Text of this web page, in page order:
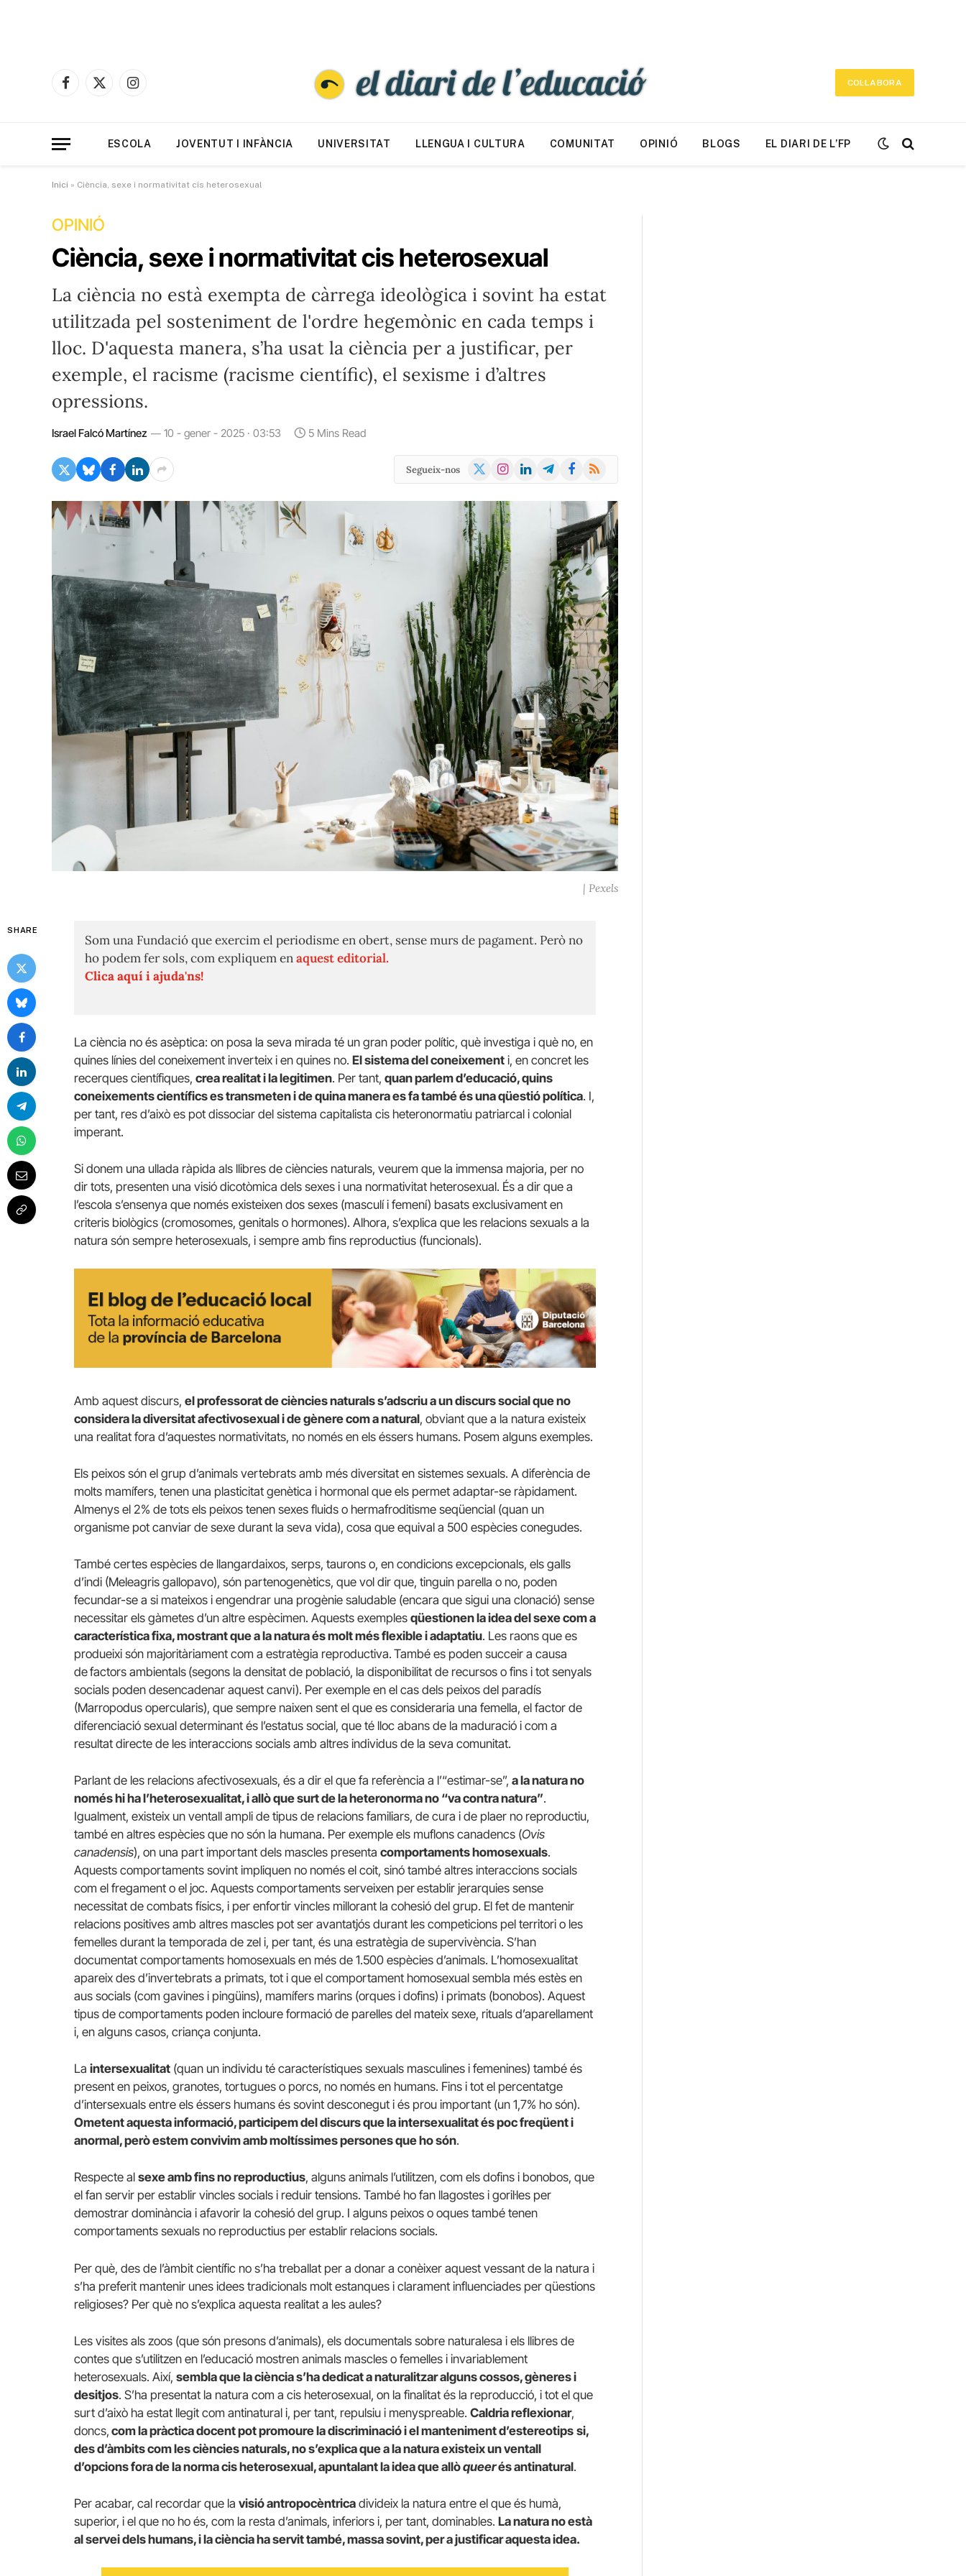
Facebook
X
Instagram
COL·LABORA
ESCOLA JOVENTUT I INFÀNCIA UNIVERSITAT LLENGUA I CULTURA COMUNITAT OPINIÓ BLOGS EL DIARI DE L’FP
Inici » Ciència, sexe i normativitat cis heterosexual
OPINIÓ
Ciència, sexe i normativitat cis heterosexual
La ciència no està exempta de càrrega ideològica i sovint ha estat
utilitzada pel sosteniment de l'ordre hegemònic en cada temps i
lloc. D'aquesta manera, s’ha usat la ciència per a justificar, per
exemple, el racisme (racisme científic), el sexisme i d’altres
opressions.
Israel Falcó Martínez 10 - gener - 2025 · 03:53 5 Mins Read
Segueix-nos
X
Instagram
LinkedInTelegramFacebook
RSS
| Pexels
SHARE
Som una Fundació que exercim el periodisme en obert, sense murs de pagament. Però no
ho podem fer sols, com expliquem enaquest editorial.
Clica aquí i ajuda'ns!
La ciència no és asèptica: on posa la seva mirada té un gran poder polític, què investiga i què no, en
quines línies del coneixement inverteix i en quines no. El sistema del coneixement i, en concret les
recerques científiques, crea realitat i la legitimen. Per tant, quan parlem d’educació, quins
coneixements científics es transmeten i de quina manera es fa també és una qüestió política. I,
per tant, res d’això es pot dissociar del sistema capitalista cis heteronormatiu patriarcal i colonial
imperant.
Si donem una ullada ràpida als llibres de ciències naturals, veurem que la immensa majoria, per no
dir tots, presenten una visió dicotòmica dels sexes i una normativitat heterosexual. És a dir que a
l’escola s’ensenya que només existeixen dos sexes (masculí i femení) basats exclusivament en
criteris biològics (cromosomes, genitals o hormones). Alhora, s’explica que les relacions sexuals a la
natura són sempre heterosexuals, i sempre amb fins reproductius (funcionals).
Amb aquest discurs, el professorat de ciències naturals s’adscriu a un discurs social que no
considera la diversitat afectivosexual i de gènere com a natural, obviant que a la natura existeix
una realitat fora d’aquestes normativitats, no només en els éssers humans. Posem alguns exemples.
Els peixos són el grup d’animals vertebrats amb més diversitat en sistemes sexuals. A diferència de
molts mamífers, tenen una plasticitat genètica i hormonal que els permet adaptar-se ràpidament.
Almenys el 2% de tots els peixos tenen sexes fluids o hermafroditisme seqüencial (quan un
organisme pot canviar de sexe durant la seva vida), cosa que equival a 500 espècies conegudes.
També certes espècies de llangardaixos, serps, taurons o, en condicions excepcionals, els galls
d’indi (Meleagris gallopavo), són partenogenètics, que vol dir que, tinguin parella o no, poden
fecundar-se a si mateixos i engendrar una progènie saludable (encara que sigui una clonació) sense
necessitar els gàmetes d’un altre espècimen. Aquests exemples qüestionen la idea del sexe com a
característica fixa, mostrant que a la natura és molt més flexible i adaptatiu. Les raons que es
produeixi són majoritàriament com a estratègia reproductiva. També es poden succeir a causa
defactors ambientals (segons la densitat de població, la disponibilitat de recursos o fins i tot senyals
socials poden desencadenar aquest canvi). Per exemple en el cas dels peixos del paradís
(Marropodus opercularis), que sempre naixen sent el que es consideraria una femella, el factor de
diferenciació sexual determinant és l’estatus social, que té lloc abans de la maduració i com a
resultat directe de les interaccions socials amb altres individus de la seva comunitat.
Parlant de les relacions afectivosexuals, és a dir el que fa referència a l’“estimar-se”, a la natura no
només hi ha l’heterosexualitat, i allò que surt de la heteronorma no “va contra natura”.
Igualment, existeix un ventall ampli de tipus de relacions familiars, de cura i de plaer no reproductiu,
també en altres espècies que no són la humana. Per exemple els muflons canadencs (Ovis
canadensis), on una part important dels mascles presenta comportaments homosexuals.
Aquests comportaments sovint impliquen no només el coit, sinó també altres interaccions socials
com el fregament o el joc. Aquests comportaments serveixen perestablir jerarquies sense
necessitat de combats físics, i per enfortir vincles millorant la cohesió del grup. El fet de mantenir
relacions positives amb altres mascles pot ser avantatjós durant les competicions pel territori o les
femelles durant la temporada de zel i, per tant, és una estratègia de supervivència. S’han
documentat comportaments homosexuals en més de 1.500 espècies d’animals. L’homosexualitat
apareix des d’invertebrats a primats, tot i que el comportament homosexual sembla més estès en
aus socials (com gavines i pingüins), mamífers marins (orques i dofins) i primats (bonobos). Aquest
tipus de comportaments poden incloure formació de parelles del mateix sexe, rituals d’aparellament
i, en alguns casos, criança conjunta.
La intersexualitat (quan un individu té característiques sexuals masculines i femenines) també és
present en peixos, granotes, tortugues o porcs, no només en humans. Fins i tot el percentatge
d’intersexuals entre els éssers humans és sovint desconegut i és prou important (un 1,7% ho són).
Ometent aquesta informació, participem del discurs que la intersexualitat és poc freqüent i
anormal, però estem convivim amb moltíssimes persones que ho són.
Respecte al sexe amb fins no reproductius, alguns animals l’utilitzen, com els dofins i bonobos, que
el fan servir per establir vincles socials i reduir tensions. També ho fan llagostes i goril·les per
demostrar dominància i afavorir la cohesió del grup. I alguns peixos o oques també tenen
comportaments sexuals no reproductius per establir relacions socials.
Per què, des de l’àmbit científic no s’ha treballat per a donar a conèixer aquest vessant de la natura i
s’ha preferit mantenir unes idees tradicionals molt estanques i clarament influenciades per qüestions
religioses? Per què no s’explica aquesta realitat a les aules?
Les visites als zoos (que són presons d’animals), els documentals sobre naturalesa i els llibres de
contes que s’utilitzen en l’educació mostren animals mascles o femelles i invariablement
heterosexuals. Així, sembla que la ciència s’ha dedicat a naturalitzar alguns cossos, gèneres i
desitjos. S’ha presentat la natura com a cis heterosexual, on la finalitat és la reproducció, i tot el que
surt d’això ha estat llegit com antinatural i, per tant, repulsiu i menyspreable. Caldria reflexionar,
doncs, com la pràctica docent pot promoure la discriminació i el manteniment d’estereotips si,
des d’àmbits com les ciències naturals, no s’explica que a la natura existeix un ventall
d’opcions fora de la norma cis heterosexual, apuntalant la idea que allòqueerés antinatural.
Per acabar, cal recordar que la visió antropocèntrica divideix la natura entre el que és humà,
superior, i el que no ho és, com la resta d’animals, inferiors i, per tant, dominables. La natura no està
al servei dels humans, i la ciència ha servit també, massa sovint, per a justificar aquesta idea.